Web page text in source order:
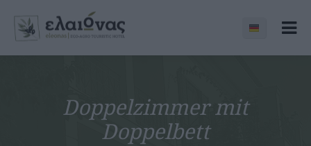
Doppelzimmer mit
Doppelbett